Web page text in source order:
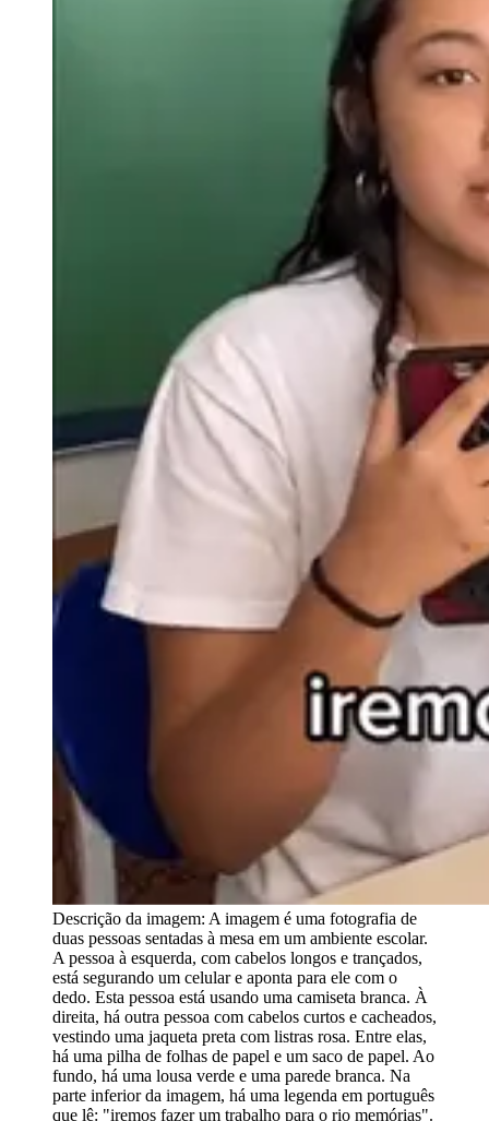
Descrição da imagem: A imagem é uma fotografia de
duas pessoas sentadas à mesa em um ambiente escolar.
A pessoa à esquerda, com cabelos longos e trançados,
está segurando um celular e aponta para ele com o
dedo. Esta pessoa está usando uma camiseta branca. À
direita, há outra pessoa com cabelos curtos e cacheados,
vestindo uma jaqueta preta com listras rosa. Entre elas,
há uma pilha de folhas de papel e um saco de papel. Ao
fundo, há uma lousa verde e uma parede branca. Na
parte inferior da imagem, há uma legenda em português
que lê: "iremos fazer um trabalho para o rio memórias".